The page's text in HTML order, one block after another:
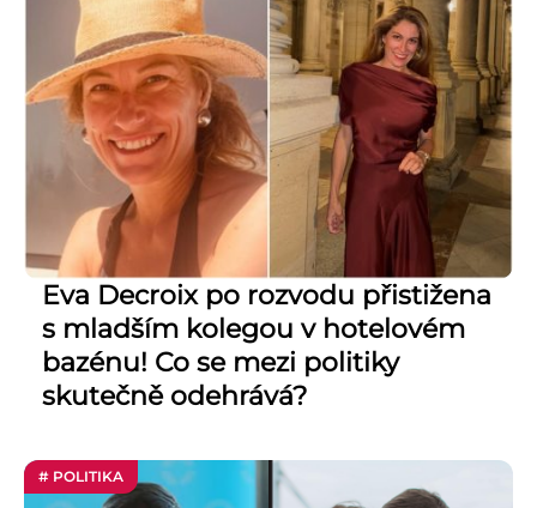
Eva Decroix po rozvodu přistižena
s mladším kolegou v hotelovém
bazénu! Co se mezi politiky
skutečně odehrává?
# POLITIKA